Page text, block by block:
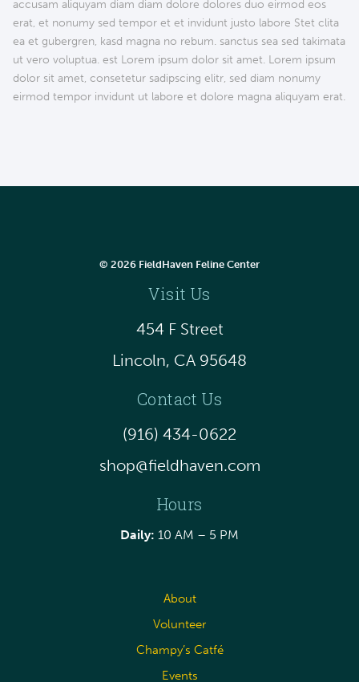
accusam aliquyam diam diam dolore dolores duo eirmod eos
erat, et nonumy sed tempor et et invidunt justo labore Stet clita
ea et gubergren, kasd magna no rebum. sanctus sea sed takimata
ut vero voluptua. est Lorem ipsum dolor sit amet. Lorem ipsum
dolor sit amet, consetetur sadipscing elitr, sed diam nonumy
eirmod tempor invidunt ut labore et dolore magna aliquyam erat.
© 2026 FieldHaven Feline Center
Visit Us
454 F Street
Lincoln, CA 95648
Contact Us
(916) 434-0622
shop@fieldhaven.com
Hours
Daily: 10 AM – 5 PM
About
Volunteer
Champy’s Catfé
Events